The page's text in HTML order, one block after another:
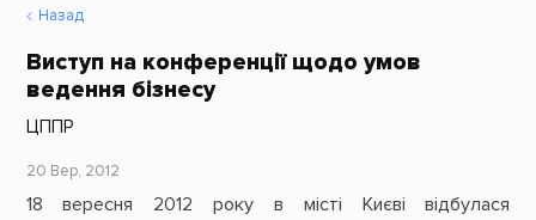
Назад
Виступ на конференції щодо умов
ведення бізнесу
ЦППР
20 Вер, 2012
18 вересня 2012 року в місті Києві відбулася